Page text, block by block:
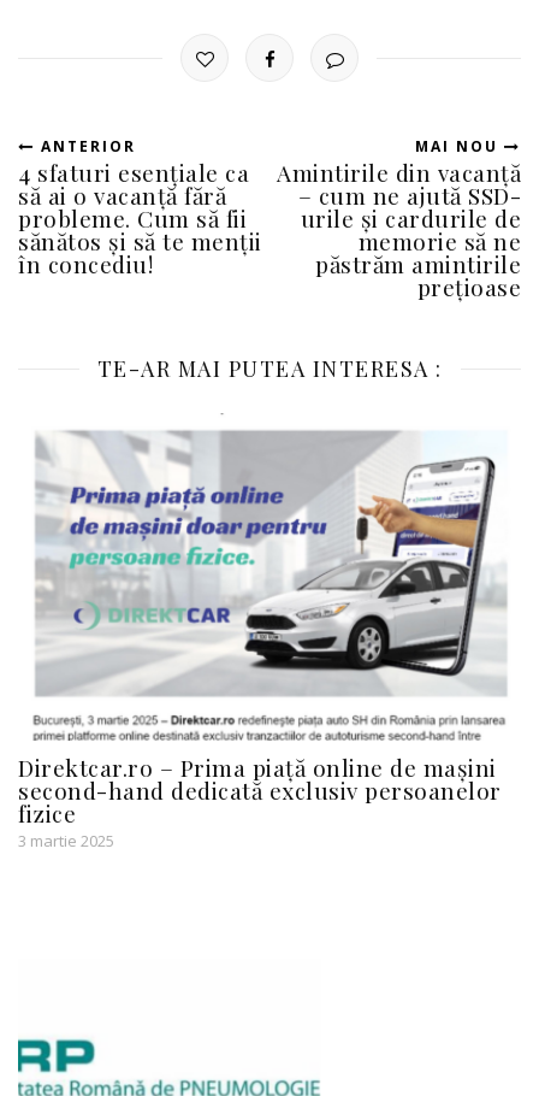
ANTERIOR
4 sfaturi esențiale ca
să ai o vacanță fără
probleme. Cum să fii
sănătos și să te menții
în concediu!
MAI NOU
Amintirile din vacanță
– cum ne ajută SSD-
urile și cardurile de
memorie să ne
păstrăm amintirile
prețioase
TE-AR MAI PUTEA INTERESA :
Direktcar.ro – Prima piață online de mașini
second-hand dedicată exclusiv persoanelor
fizice
3 martie 2025